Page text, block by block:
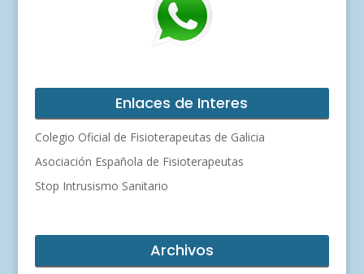
Enlaces de Interes
Colegio Oficial de Fisioterapeutas de Galicia
Asociación Española de Fisioterapeutas
Stop Intrusismo Sanitario
Archivos